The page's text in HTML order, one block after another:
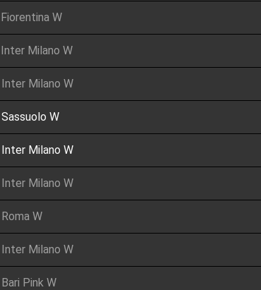
Fiorentina W
Inter Milano W
Inter Milano W
Sassuolo W
Inter Milano W
Inter Milano W
Roma W
Inter Milano W
Bari Pink W